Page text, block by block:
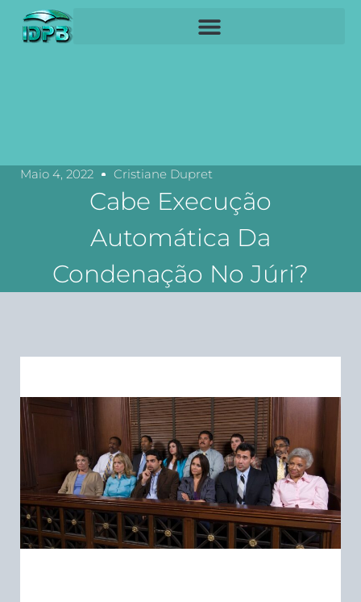
Maio 4, 2022 Cristiane Dupret
Cabe Execução
Automática Da
Condenação No Júri?